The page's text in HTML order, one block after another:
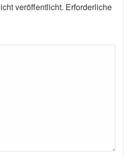
veröffentlicht. Erforderliche